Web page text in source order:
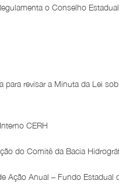
o Conselho
para revisar a Minuta da Lei
CERH
do Comitê da Bacia
Ação Anual – Fundo Estadual